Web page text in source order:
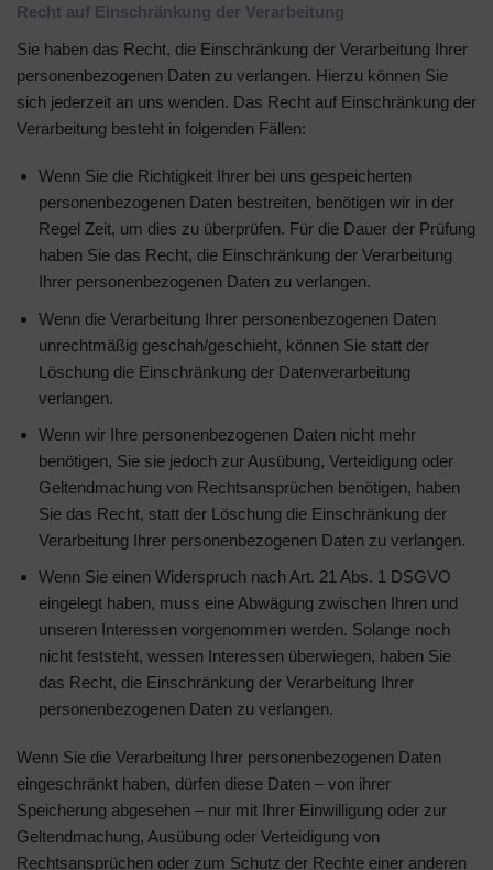
Recht auf Einschränkung der Verarbeitung
Sie haben das Recht, die Einschränkung der Verarbeitung Ihrer
personenbezogenen Daten zu verlangen. Hierzu können Sie
sich jederzeit an uns wenden. Das Recht auf Einschränkung der
Verarbeitung besteht in folgenden Fällen:
Wenn Sie die Richtigkeit Ihrer bei uns gespeicherten
personenbezogenen Daten bestreiten, benötigen wir in der
Regel Zeit, um dies zu überprüfen. Für die Dauer der Prüfung
haben Sie das Recht, die Einschränkung der Verarbeitung
Ihrer personenbezogenen Daten zu verlangen.
Wenn die Verarbeitung Ihrer personenbezogenen Daten
unrechtmäßig geschah/geschieht, können Sie statt der
Löschung die Einschränkung der Datenverarbeitung
verlangen.
Wenn wir Ihre personenbezogenen Daten nicht mehr
benötigen, Sie sie jedoch zur Ausübung, Verteidigung oder
Geltendmachung von Rechtsansprüchen benötigen, haben
Sie das Recht, statt der Löschung die Einschränkung der
Verarbeitung Ihrer personenbezogenen Daten zu verlangen.
Wenn Sie einen Widerspruch nach Art. 21 Abs. 1 DSGVO
eingelegt haben, muss eine Abwägung zwischen Ihren und
unseren Interessen vorgenommen werden. Solange noch
nicht feststeht, wessen Interessen überwiegen, haben Sie
das Recht, die Einschränkung der Verarbeitung Ihrer
personenbezogenen Daten zu verlangen.
Wenn Sie die Verarbeitung Ihrer personenbezogenen Daten
eingeschränkt haben, dürfen diese Daten – von ihrer
Speicherung abgesehen – nur mit Ihrer Einwilligung oder zur
Geltendmachung, Ausübung oder Verteidigung von
Rechtsansprüchen oder zum Schutz der Rechte einer anderen